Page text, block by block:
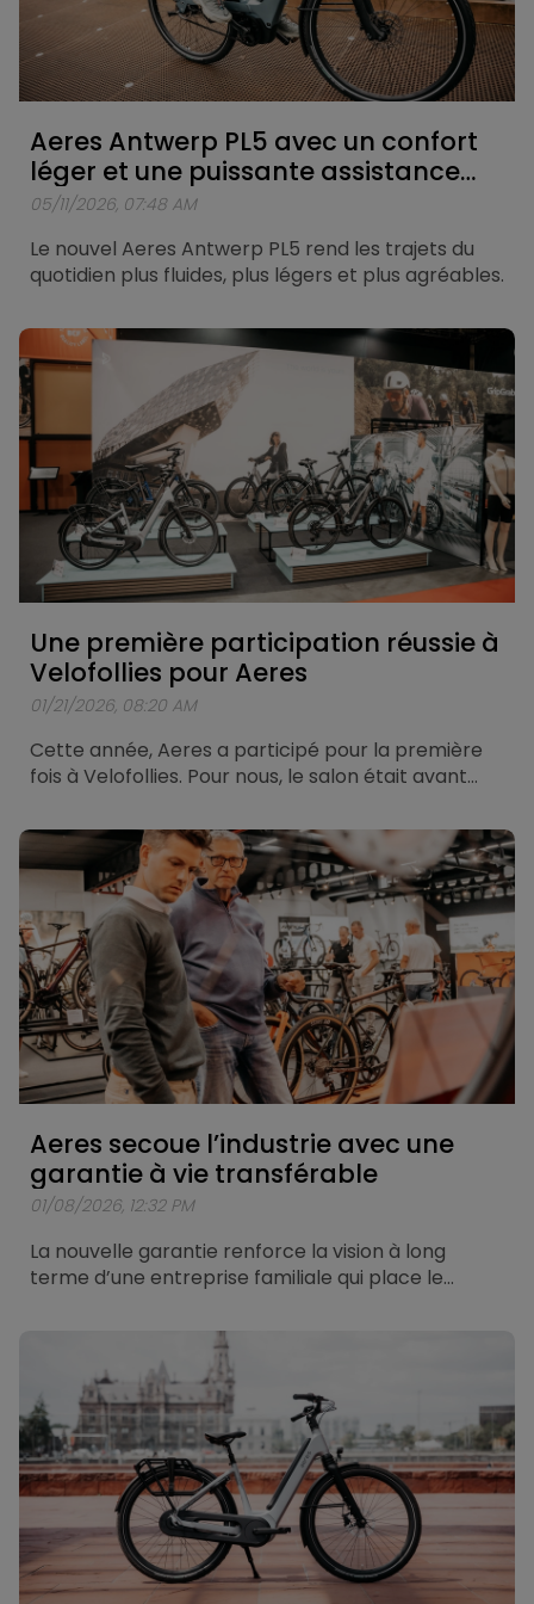
offre la liberté d'aller toujours plus loin.
Aeres Antwerp PL5 avec un confort
léger et une puissante assistance
Bosch
05/11/2026, 07:48 AM
Le nouvel Aeres Antwerp PL5 rend les trajets du
quotidien plus fluides, plus légers et plus agréables.
Une première participation réussie à
Velofollies pour Aeres
01/21/2026, 08:20 AM
Cette année, Aeres a participé pour la première
fois à Velofollies. Pour nous, le salon était avant
personnes et d’écouter leur vision et leur
expérience de la mobilité électrique.
Aeres secoue l’industrie avec une
garantie à vie transférable
01/08/2026, 12:32 PM
La nouvelle garantie renforce la vision à long
terme d’une entreprise familiale qui place le